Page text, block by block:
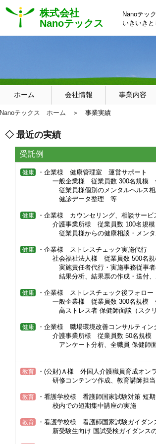
株式会社
Nanoテックス
Nanoテッ
いきいき
ホーム 会社情報 事業内容
Nanoテックス ホーム ＞ 事業実績
◇ 最近の実績
受託例
健康
・企業様 健康管理室 運営サポート
一般企業様 従業員数 300名規模
従業員様個別のメンタルヘルス相談・
健診データ整理 等
健康
・企業様 カウンセリング、相談サー
介護事業所様 従業員数 100名規
従業員様からの健康相談・メンタル
健康
・企業様 ストレスチェック実施代行
社会福祉法人様 従業員数 500名
実施責任者代行・実施事務従事者の業
結果分析、結果票の作成・送付、産
健康
・企業様 ストレスチェック後フォロー
一般企業様 従業員数 300名規模
高ストレス者 保健師面談（スクリー
健康
・企業様 職場環境改善コンサルティン
介護事業所様 従業員数 50名規模
アンケート分析、全職員 保健師面談
教育
・(公財)Ａ様 外国人介護職員育成オン
研修コンテンツ作成、教育講師担当
教育
・看護学校様 看護師国家試験対策 短
校内での短期集中講座の実施
教育
・看護学校様 看護師国家試験ガイダン
新受験生向け 国試受検ガイダンスの